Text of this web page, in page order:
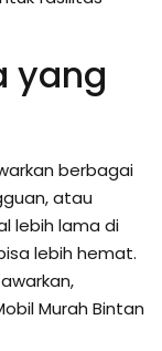
yang
berbagai
atau
lebih lama di
lebih hemat.
Murah Bintan